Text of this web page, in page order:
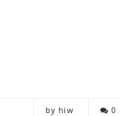
by hiw 0